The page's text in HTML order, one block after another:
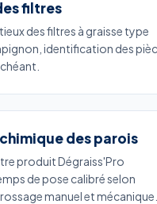
filtres
des filtres à graisse type
identification des
des parois
produit Dégraiss'Pro
de pose calibré selon
manuel et mécanique.